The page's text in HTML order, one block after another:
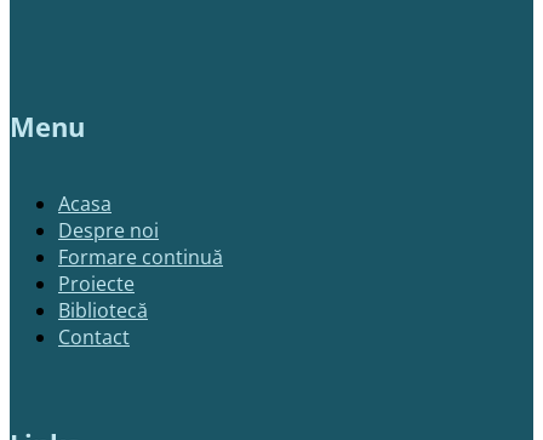
Menu
Acasa
Despre noi
Formare continuă
Proiecte
Bibliotecă
Contact